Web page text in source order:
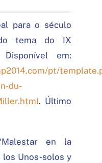
para o século
do tema do IX
em:
pt/
du-
. Último
en la
Unos-solos y